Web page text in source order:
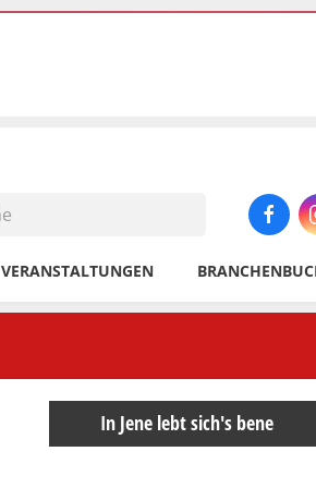
VERANSTALTUNGEN
In Jene lebt sich's bene